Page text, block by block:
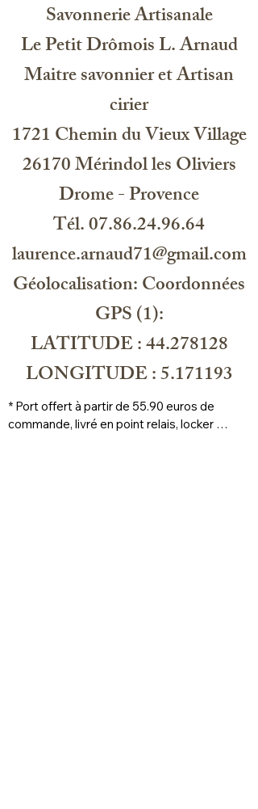
propylene glycol, benzyl alcohol,
magnesium nitrate, octadecyl di-t-
butyl-4hydroxyhydrocinnamate,
magnesium chloride,
methylisothiazolinone, glycerin,
parfum, hexyl cinnamal, linalool,
limonene HU 1196
Savonnerie Artisanale
Le Petit Drômois L. Arnaud
Maitre savonnier et Artisan
cirier
1721 Chemin du Vieux Village
26170 Mérindol les Oliviers
Drome - Provence
Tél. 07.86.24.96.64
laurence.arnaud71@gmail.com
Géolocalisation: Coordonnées
GPS (1):
LATITUDE : 44.278128
LONGITUDE : 5.171193
* Port offert à partir de 55.90 euros de
commande, livré en point relais, locker